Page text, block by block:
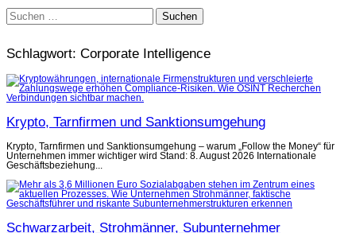
Suchen
nach:
Schlagwort: Corporate Intelligence
Krypto, Tarnfirmen und Sanktionsumgehung
Krypto, Tarnfirmen und Sanktionsumgehung – warum „Follow the Money“ für
Unternehmen immer wichtiger wird Stand: 8. August 2026 Internationale
Geschäftsbeziehung...
Schwarzarbeit, Strohmänner, Subunternehmer